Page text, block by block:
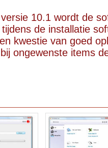
10.1 wordt de
de installatie
kwestie van goed
ongewenste items